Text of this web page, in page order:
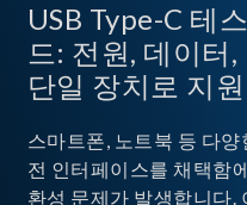
USB Type-C 테
드: 전원, 데이터
단일 장치로 지원
스마트폰, 노트북 등 다
전 인터페이스를 채택함
환성 문제가 발생합니다.